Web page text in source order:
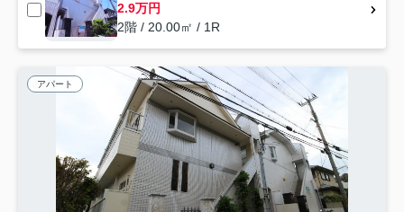
2.9万円
2階 / 20.00㎡ / 1R
アパート